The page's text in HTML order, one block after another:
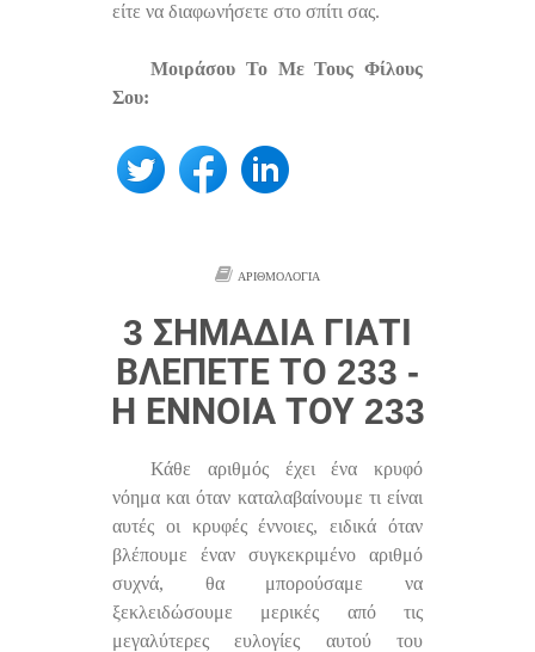
είτε να διαφωνήσετε στο σπίτι σας.
Μοιράσου Το Με Τους Φίλους
Σου:
ΑΡΙΘΜΟΛΟΓΊΑ
3 ΣΗΜΆΔΙΑ ΓΙΑΤΊ
ΒΛΈΠΕΤΕ ΤΟ 233 -
Η ΈΝΝΟΙΑ ΤΟΥ 233
Κάθε αριθμός έχει ένα κρυφό
νόημα και όταν καταλαβαίνουμε τι είναι
αυτές οι κρυφές έννοιες, ειδικά όταν
βλέπουμε έναν συγκεκριμένο αριθμό
συχνά, θα μπορούσαμε να
ξεκλειδώσουμε μερικές από τις
μεγαλύτερες ευλογίες αυτού του